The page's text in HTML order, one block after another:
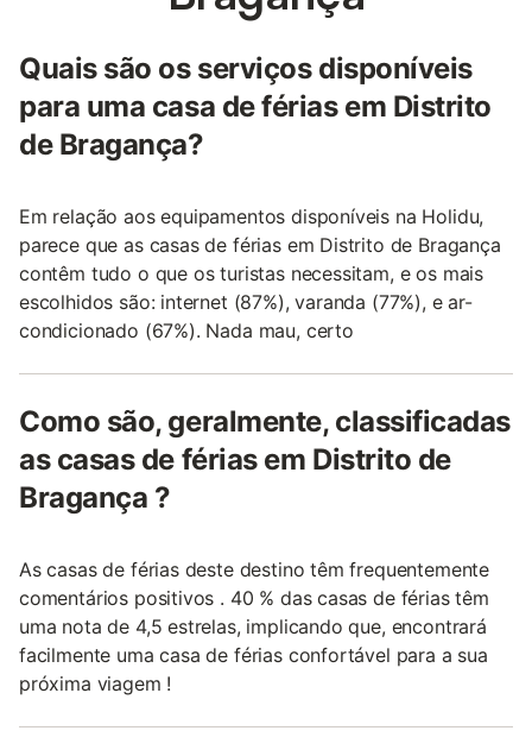
Quais são os serviços disponíveis
para uma casa de férias em Distrito
de Bragança?
Em relação aos equipamentos disponíveis na Holidu,
parece que as casas de férias em Distrito de Bragança
contêm tudo o que os turistas necessitam, e os mais
escolhidos são: internet (87%), varanda (77%), e ar-
condicionado (67%). Nada mau, certo
Como são, geralmente, classificadas
as casas de férias em Distrito de
Bragança ?
As casas de férias deste destino têm frequentemente
comentários positivos . 40 % das casas de férias têm
uma nota de 4,5 estrelas, implicando que, encontrará
facilmente uma casa de férias confortável para a sua
próxima viagem !